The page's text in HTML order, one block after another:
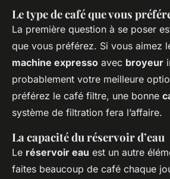
Le type de café que vous
La première question à se poser
que vous préférez. Si vous aimez
machine expresso avec broyeur
probablement votre meilleure
préférez le café filtre, une bonne
système de filtration fera l’affaire.
La capacité du réservoir d’eau
Le réservoir eau est un autre
faites beaucoup de café chaque